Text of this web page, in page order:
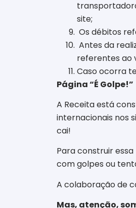
site;
Os débitos
Antes da
referentes ao
Caso ocorra
Página “É Golpe!”
A Receita está
internacionais nos
cai!
Para construir
com golpes ou
A colaboração de
Mas, atenção,